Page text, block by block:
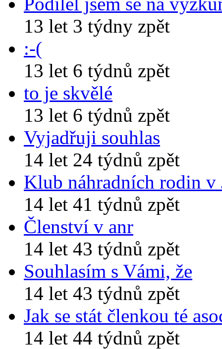
13 let 3 týdny zpět
:-(
13 let 6 týdnů zpět
to je skvělé
13 let 6 týdnů zpět
Vyjadřuji souhlas
14 let 24 týdnů zpět
Klub náhradních rodin v
14 let 41 týdnů zpět
Členství v anr
14 let 43 týdnů zpět
Souhlasím s Vámi, že
14 let 43 týdnů zpět
Jak se stát členkou té
14 let 44 týdnů zpět